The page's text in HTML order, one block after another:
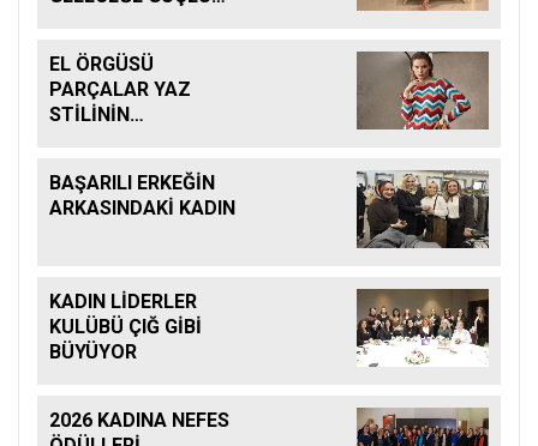
EL ÖRGÜSÜ
PARÇALAR YAZ
STİLİNİN
BAŞARILI ERKEĞİN
ARKASINDAKİ KADIN
KADIN LİDERLER
KULÜBÜ ÇIĞ GİBİ
BÜYÜYOR
2026 KADINA NEFES